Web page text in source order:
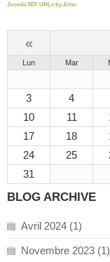
Joomla SEF URLs by Artio
«
Lun Mar
3
4
10
11
17
18
24
25
31
BLOG ARCHIVE
Avril 2024 (1)
Novembre 2023 (1)